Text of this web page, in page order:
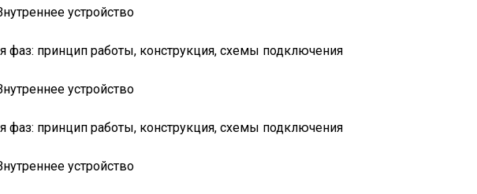
устройство
устройство
устройство